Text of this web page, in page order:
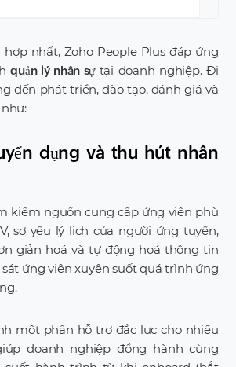
nhất, Zoho People Plus đáp ứng
quản lý nhân sựtại doanh nghiệp. Đi
đến phát triển, đào tạo, đánh giá và
dụng và thu hút nhân
kiếm nguồn cung cấp ứng viên phù
sơ yếu lý lịch của người ứng tuyển,
giản hoá và tự động hoá thông tin
ứng viên xuyên suốt quá trình ứng
một phần hỗ trợ đắc lực cho nhiều
doanh nghiệp đồng hành cùng